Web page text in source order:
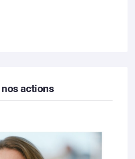
actions